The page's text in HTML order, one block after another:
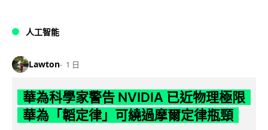
人工智能
Lawton 1 日
華為科學家警告 NVIDIA 已近物理極限
華為「韜定律」可繞過摩爾定律瓶頸